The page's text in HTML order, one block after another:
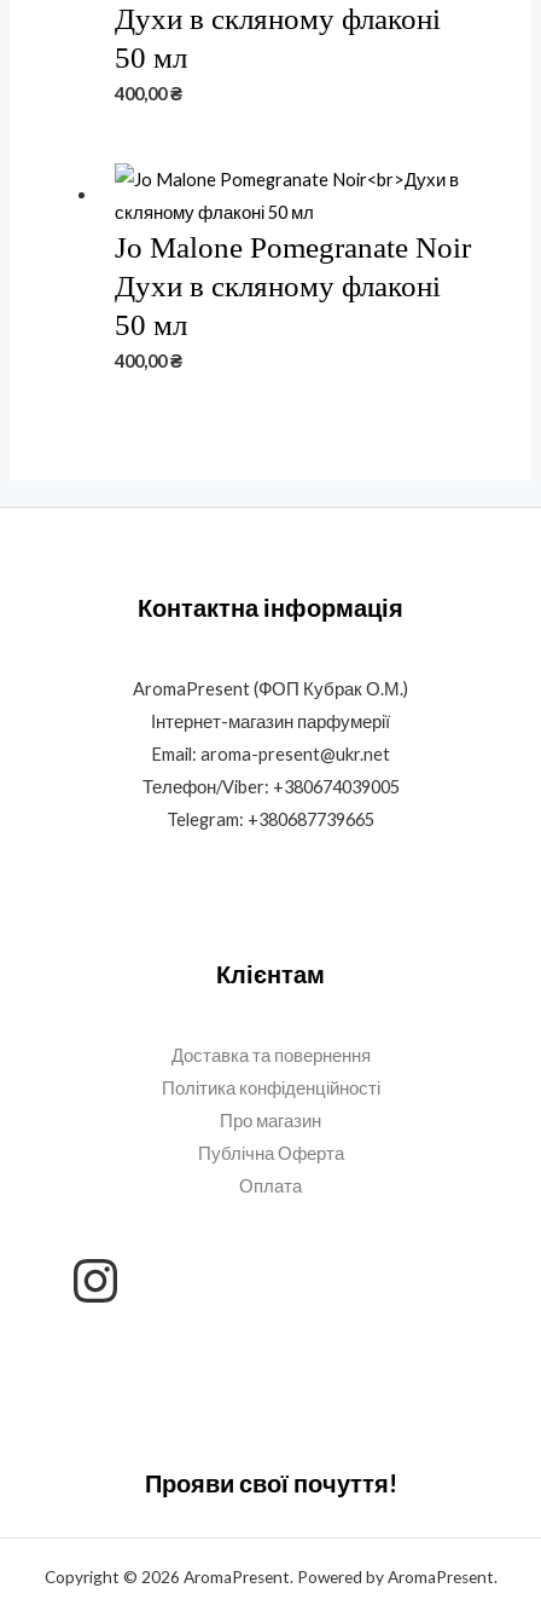
Духи в скляному флаконі
50 мл
400,00₴
Jo Malone Pomegranate Noir
Духи в скляному флаконі
50 мл
400,00₴
Контактна інформація
AromaPresent (ФОП Кубрак О.М.)
Інтернет-магазин парфумерії
Email: aroma-present@ukr.net
Телефон/Viber: +380674039005
Telegram: +380687739665
Клієнтам
Доставка та повернення
Політика конфіденційності
Про магазин
Публічна Оферта
Оплата
Прояви свої почуття!
Copyright © 2026 AromaPresent. Powered by AromaPresent.